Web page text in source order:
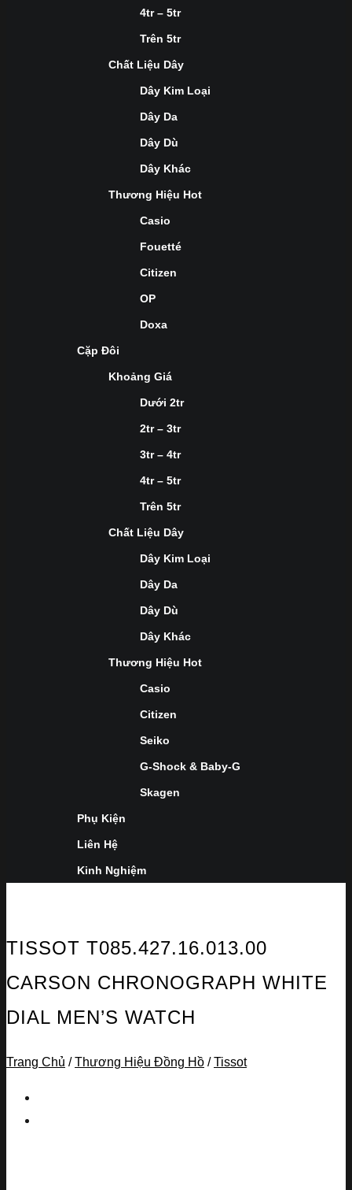
4tr – 5tr
Trên 5tr
Chất Liệu Dây
Dây Kim Loại
Dây Da
Dây Dù
Dây Khác
Thương Hiệu Hot
Casio
Fouetté
Citizen
OP
Doxa
Cặp Đôi
Khoảng Giá
Dưới 2tr
2tr – 3tr
3tr – 4tr
4tr – 5tr
Trên 5tr
Chất Liệu Dây
Dây Kim Loại
Dây Da
Dây Dù
Dây Khác
Thương Hiệu Hot
Casio
Citizen
Seiko
G-Shock & Baby-G
Skagen
Phụ Kiện
Liên Hệ
Kinh Nghiệm
TISSOT T085.427.16.013.00
CARSON CHRONOGRAPH WHITE
DIAL MEN’S WATCH
Trang Chủ / Thương Hiệu Đồng Hồ / Tissot